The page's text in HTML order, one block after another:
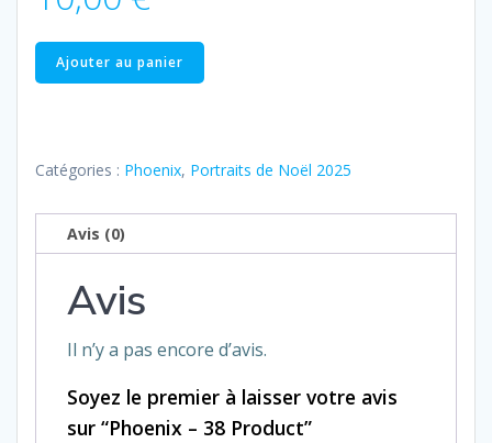
quantité
de
38
Ajouter au panier
Catégories : Phoenix, Portraits de Noël 2025
Avis (0)
Avis
Il n’y a pas encore d’avis.
Soyez le premier à laisser votre avis
sur “Phoenix – 38 Product”